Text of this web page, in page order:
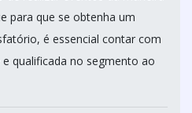
para que se obtenha um
é essencial contar com
qualificada no segmento ao